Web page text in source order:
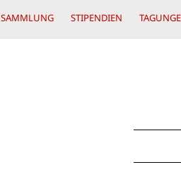
SAMMLUNG STIPENDIEN